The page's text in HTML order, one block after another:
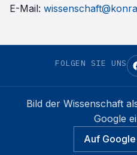
E-Mail:
FOLGEN SIE UNS
Bild der Wissenschaft
Google
Auf